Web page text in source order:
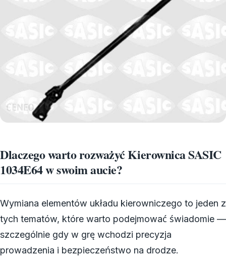
Dlaczego warto rozważyć Kierownica SASIC
1034E64 w swoim aucie?
Wymiana elementów układu kierowniczego to jeden z
tych tematów, które warto podejmować świadomie —
szczególnie gdy w grę wchodzi precyzja
prowadzenia i bezpieczeństwo na drodze.